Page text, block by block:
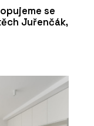
se
Juřenčák,